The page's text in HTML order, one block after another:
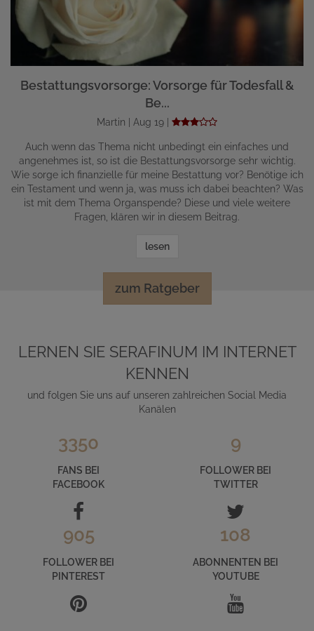
Bestattungsvorsorge: Vorsorge für Todesfall &
Be...
Martin | Aug 19 |
Auch wenn das Thema nicht unbedingt ein einfaches und
angenehmes ist, so ist die Bestattungsvorsorge sehr wichtig.
Wie sorge ich finanzielle für meine Bestattung vor? Benötige ich
ein Testament und wenn ja, was muss ich dabei beachten? Was
ist mit dem Thema Organspende? Diese und viele weitere
Fragen, klären wir in diesem Beitrag.
lesen
zum Ratgeber
LERNEN SIE SERAFINUM IM INTERNET
KENNEN
und folgen Sie uns auf unseren zahlreichen Social Media
Kanälen
3350
FANS BEI
FACEBOOK
9
FOLLOWER BEI
TWITTER
905
FOLLOWER BEI
PINTEREST
108
ABONNENTEN BEI
YOUTUBE